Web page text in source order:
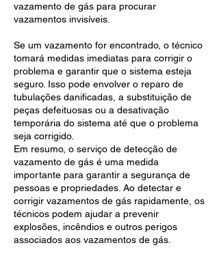
vazamento de gás para procurar
vazamentos invisíveis.
Se um vazamento for encontrado, o técnico
tomará medidas imediatas para corrigir o
problema e garantir que o sistema esteja
seguro. Isso pode envolver o reparo de
tubulações danificadas, a substituição de
peças defeituosas ou a desativação
temporária do sistema até que o problema
seja corrigido.
Em resumo, o serviço de detecção de
vazamento de gás é uma medida
importante para garantir a segurança de
pessoas e propriedades. Ao detectar e
corrigir vazamentos de gás rapidamente, os
técnicos podem ajudar a prevenir
explosões, incêndios e outros perigos
associados aos vazamentos de gás.